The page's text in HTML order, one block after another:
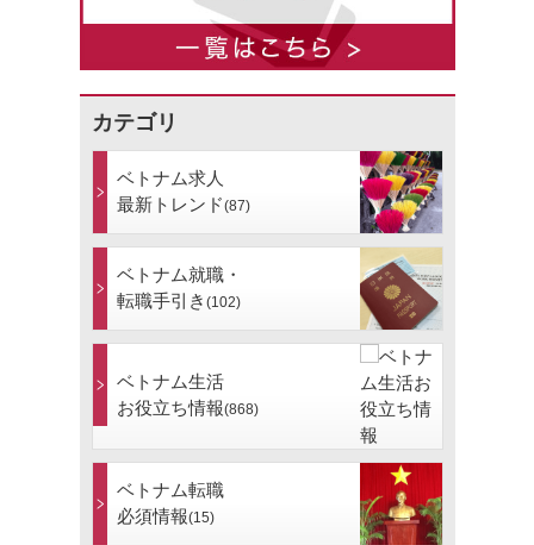
カテゴリ
ベトナム求人
最新トレンド(87)
ベトナム就職・
転職手引き (102)
ベトナム生活
お役立ち情報(868)
ベトナム転職
必須情報(15)